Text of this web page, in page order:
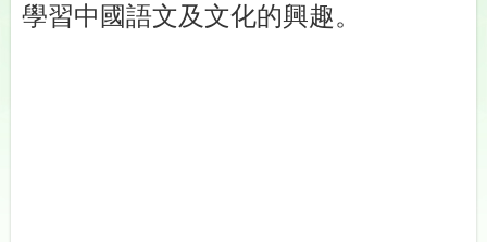
學習中國語文及文化的興趣。